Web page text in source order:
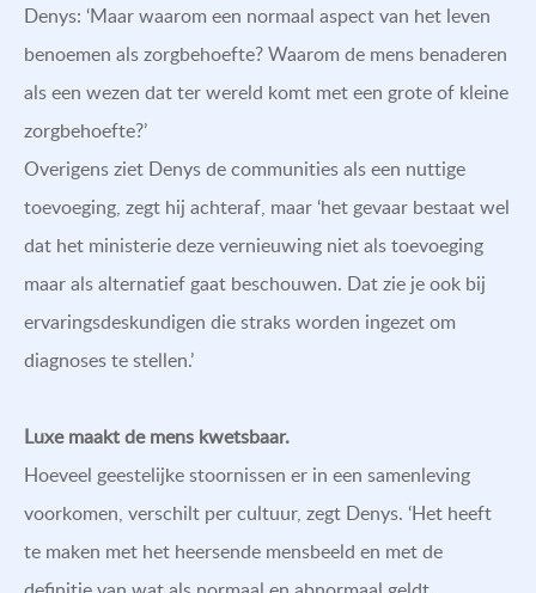
Denys: ‘Maar waarom een normaal aspect van het leven
benoemen als zorgbehoefte? Waarom de mens benaderen
als een wezen dat ter wereld komt met een grote of kleine
zorgbehoefte?’
Overigens ziet Denys de communities als een nuttige
toevoeging, zegt hij achteraf, maar ‘het gevaar bestaat wel
dat het ministerie deze vernieuwing niet als toevoeging
maar als alternatief gaat beschouwen. Dat zie je ook bij
ervaringsdeskundigen die straks worden ingezet om
diagnoses te stellen.’
Luxe maakt de mens kwetsbaar.
Hoeveel geestelijke stoornissen er in een samenleving
voorkomen, verschilt per cultuur, zegt Denys. ‘Het heeft
te maken met het heersende mensbeeld en met de